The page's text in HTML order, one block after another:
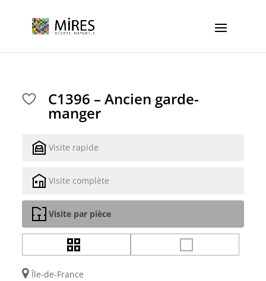
C1396 – Ancien garde-
manger
Visite rapide
Visite complète
Visite par pièce
Île-de-France